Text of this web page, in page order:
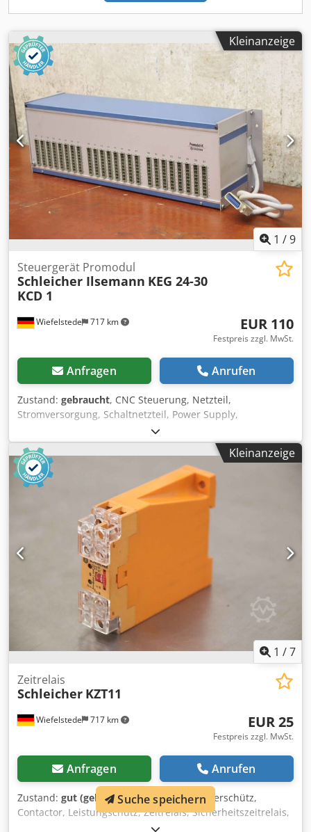
Kleinanzeige
1 /9
Wiefelstede 717 km
Steuergerät Promodul
Schleicher Ilsemann KEG 24-30
KCD 1
EUR 110
Festpreis zzgl. MwSt.
Anfragen Anrufen
Zustand: gebraucht, CNC Steuerung, Netzteil,
Stromversorgung, Schaltnetzteil, Power Supply,
Servomodul, Steuergerät, Promodul -Hersteller: Schleicher,
Steuergerät Promodul aus Verpackungsmaschine Ilsemann
KCD 1 -Typ: KEG 24-30 -Abmessung: 600/145/H180 mm
Credpfx Ajrfztwjgkjf -Gewicht: 7,7 kg
Kleinanzeige
1 /7
Wiefelstede 717 km
Zeitrelais
Schleicher KZT11
EUR 25
Festpreis zzgl. MwSt.
Anfragen Anrufen
Zustand: gut (gebraucht), Schütz, Halbleiterschütz,
Contactor, Leistungschütz, Zeitrelais, Sicherheitszeitrelais,
Sicherheitssteuerung, , Motorschütz, Hifsschütz -
Suche speichern